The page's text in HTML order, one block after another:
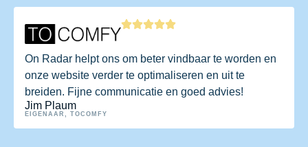
On Radar helpt ons om beter vindbaar te worden en
onze website verder te optimaliseren en uit te
breiden. Fijne communicatie en goed advies!
Jim Plaum
EIGENAAR, TOCOMFY